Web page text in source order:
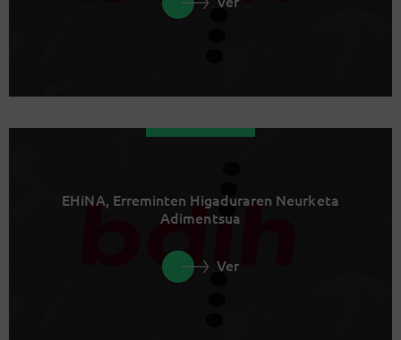
EHiNA, Erreminten Higaduraren Neurketa
Adimentsua
Ver